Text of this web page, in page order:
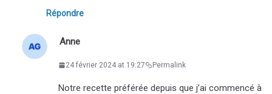
Répondre
Anne
24 février 2024 at 19:27 Permalink
Notre recette préférée depuis que j’ai commencé à